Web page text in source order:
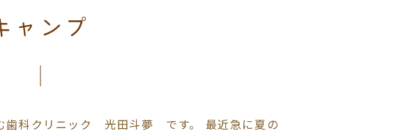
ャンプ
科クリニック 光田斗夢 です。 最近急に夏の